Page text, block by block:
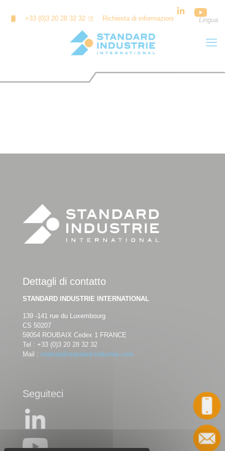
+33 (0)3 20 28 32 32 Richiesta di informazioni Lingua
Dettagli di contatto
STANDARD INDUSTRIE INTERNATIONAL
139 -141 rue du Luxembourg
CS 50207
59054 ROUBAIX Cedex 1 FRANCE
Tel : +33 (0)3 20 28 32 32
Mail : market@standard-industrie.com
Seguiteci
Contatto